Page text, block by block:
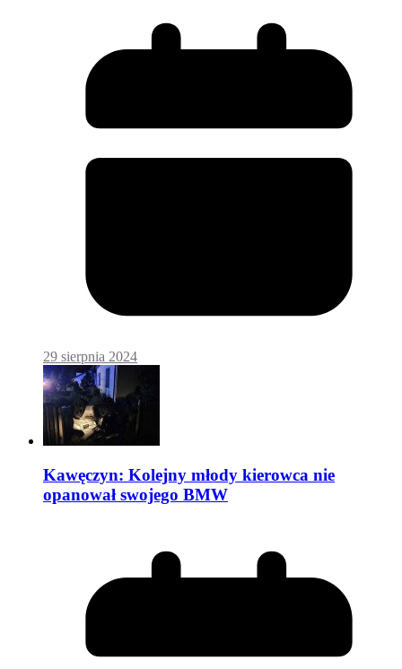
29 sierpnia 2024
Kawęczyn: Kolejny młody kierowca nie
opanował swojego BMW